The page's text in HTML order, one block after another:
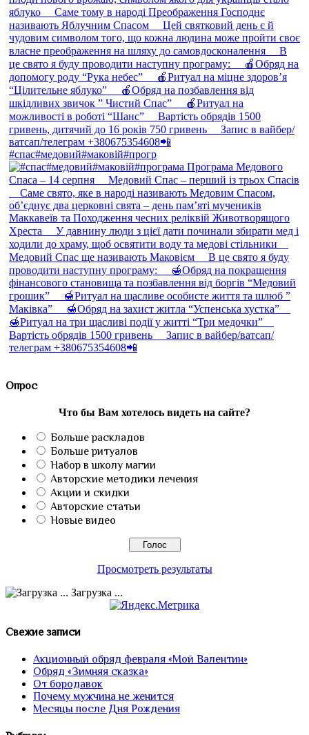
#спас#медовий#маковій#прогр
Опрос
Что бы Вам хотелось видеть на сайте?
Больше раскладов
Больше ритуалов
Набор в школу магии
Авторские методики лечения
Акции и скидки
Авторские статьи
Новые видео
Просмотреть результаты
Загрузка ...
Свежие записи
Акционный обряд февраля «Мой Валентин»
Обряд «Зимняя сказка»
От бородавок
Почему мужчина не женится
Месяцы после Дня Рождения